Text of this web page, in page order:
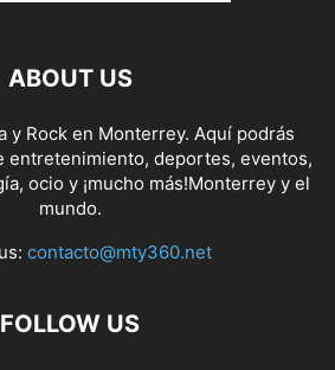
ABOUT US
y Rock en Monterrey. Aquí podrás
entretenimiento, deportes, eventos,
ocio y ¡mucho más!Monterrey y el
mundo.
contacto@mty360.net
FOLLOW US